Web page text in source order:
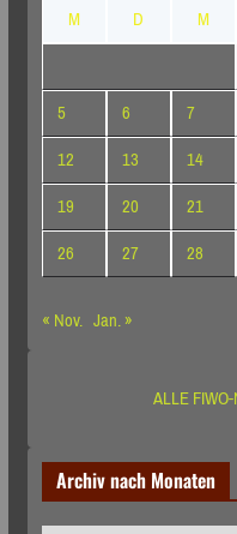
M
D M
5
6 7
12
13 14
19
20 21
26
27 28
« Nov. Jan. »
ALLE
Archiv nach Monaten